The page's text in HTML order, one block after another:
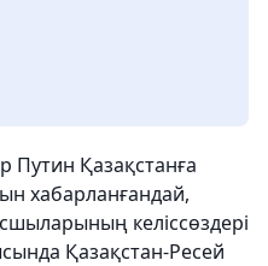
Путин Қазақстанға
хабарланғандай,
келіссөздері
Қазақстан-Ресей